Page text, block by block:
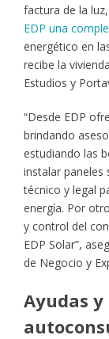
factura de la luz,
EDP una
energético en
recibe la
Estudios y
“Desde EDP
brindando
estudiando las
instalar paneles
técnico y legal
energía. Por
y control del
EDP Solar”,
de Negocio y
Ayudas